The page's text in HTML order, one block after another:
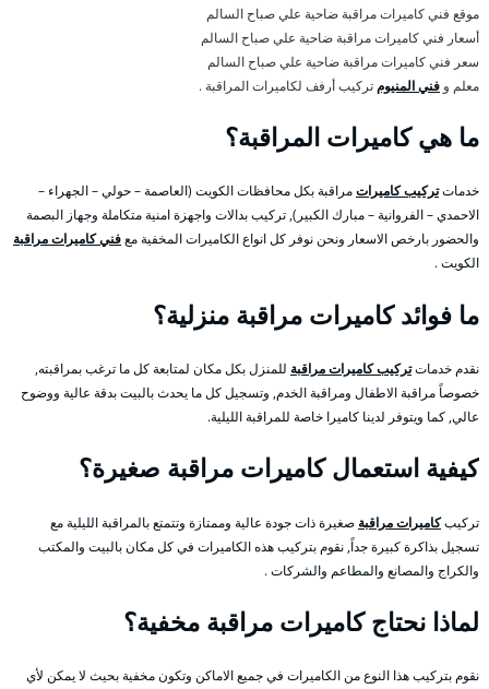
موقع فني كاميرات مراقبة ضاحية علي صباح السالم
أسعار فني كاميرات مراقبة ضاحية علي صباح السالم
سعر فني كاميرات مراقبة ضاحية علي صباح السالم
معلم و فني المنيومتركيب أرفف لكاميرات المراقبة .
ما هي كاميرات المراقبة؟
خدماتتركيب كاميراتمراقبة بكل محافظات الكويت (العاصمة – حولي – الجهراء –
الاحمدي – الفروانية – مبارك الكبير), تركيب بدالات واجهزة امنية متكاملة وجهاز البصمة
والحضور بارخص الاسعار ونحن نوفر كل انواع الكاميرات المخفية معفني كاميرات مراقبة
الكويت .
ما فوائد كاميرات مراقبة منزلية؟
نقدم خدماتتركيب كاميرات مراقبة للمنزل بكل مكان لمتابعة كل ما ترغب بمراقبته,
خصوصاً مراقبة الاطفال ومراقبة الخدم, وتسجيل كل ما يحدث بالبيت بدقة عالية ووضوح
عالي, كما ويتوفر لدينا كاميرا خاصة للمراقبة الليلية.
كيفية استعمال كاميرات مراقبة صغيرة؟
تركيبكاميرات مراقبة صغيرة ذات جودة عالية وممتازة وتتمتع بالمراقبة الليلية مع
تسجيل بذاكرة كبيرة جداً, نقوم بتركيب هذه الكاميرات في كل مكان بالبيت والمكتب
والكراج والمصانع والمطاعم والشركات .
لماذا نحتاج كاميرات مراقبة مخفية؟
نقوم بتركيب هذا النوع من الكاميرات في جميع الاماكن وتكون مخفية بحيث لا يمكن لأي